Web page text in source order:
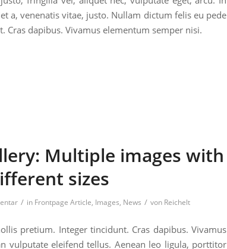
a, venenatis vitae, justo. Nullam dictum felis eu pede
dapibus. Vivamus elementum semper nisi.
Multiple images with
sizes
/ in Frontpage Article, Images, News / von Reichelt
pretium. Integer tincidunt. Cras dapibus. Vivamus
vulputate eleifend tellus. Aenean leo ligula, porttitor